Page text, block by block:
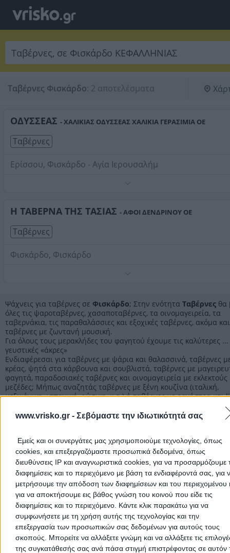
www.vrisko.gr - Σεβόμαστε την ιδιωτικότητά σας
Εμείς και οι συνεργάτες μας χρησιμοποιούμε τεχνολογίες, όπως
cookies, και επεξεργαζόμαστε προσωπικά δεδομένα, όπως
διευθύνσεις IP και αναγνωριστικά cookies, για να προσαρμόζουμε
διαφημίσεις και το περιεχόμενο με βάση τα ενδιαφέροντά σας, για
μετρήσουμε την απόδοση των διαφημίσεων και του περιεχομένου
για να αποκτήσουμε εις βάθος γνώση του κοινού που είδε τις
διαφημίσεις και το περιεχόμενο. Κάντε κλικ παρακάτω για να
συμφωνήσετε με τη χρήση αυτής της τεχνολογίας και την
επεξεργασία των προσωπικών σας δεδομένων για αυτούς τους
σκοπούς. Μπορείτε να αλλάξετε γνώμη και να αλλάξετε τις
της συγκατάθεσής σας ανά πάσα στιγμή επιστρέφοντας σε αυτόν
Ταβέρνες Φισκάρδο: 2 αποτελέσματα
ΟΔΥΣΣΕΑΣ - ΧΑΛΙΚΙΑΣ ΟΔΥΣΣΕΑΣ ΧΑΛΙΚΙΑ ΓΕΡΑΣΙΜΙΑ ΟΕ
Ταβέρνες
Ερίσσου, Φισκάρδο - Αγία Ιερουσαλήμ
Η ΤΑΒΕΡΝΑ ΤΗΣ ΤΑΣΙΑΣ - ΑΦΟΙ ΔΕΝΔΡΙΝΟΥ ΟΕ
Ταβέρνες
Φισκάρδο, Φισκάρδο
Ψάχνεις για ταβέρνες σε Φισκάρδο; Στην ενότητα Ταβέρνες θα
όλες τις ψαροταβέρνες, χασαποταβέρνες, τα οινομαγειρεία, τα
ταβερνάκια, τις παραθαλάσσιες και εξοχικές ταβέρνες, ακόμα
ταβέρνες με ζωντανή μουσική.
Για όλους τους μερακλήδες του φαγητού έχουμε τις καλύτερες ...
γευστικές «άκρες»
Ενδιαφέρεσαι για ταβέρνες με ψάρια και θαλασσινά, ταβέρνες
κρέας, ψητά στα κάρβουνα και σουβλιστά, ταβέρνες με
φαγητά, παραδοσιακές ταβέρνες και οινομαγειρεία με εκλεκτούς
μεζέδες; Μήπως αναζητάς ταβέρνες με ξένη κουζίνα (ιταλική,
μεξικάνικη, ισπανική, ρώσικη, κ.α.) ή ταβέρνες με ορχήστρα και
Εδώ θα βρεις όλες τις ταβέρνες σεΦισκάρδογια να επιλέξεις
πιάτων και των ποτών και η γρήγορη εξυπηρέτηση, είναι
τα βασικά κριτήρια για την επιλογή του κατάλληλου για σένα.
Ταβέρνες Κεφαλληνίας
Ταβέρνες Κεφαλονιά
Ταβέρνες